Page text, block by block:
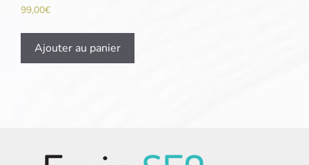
99,00€
Ajouter au panier